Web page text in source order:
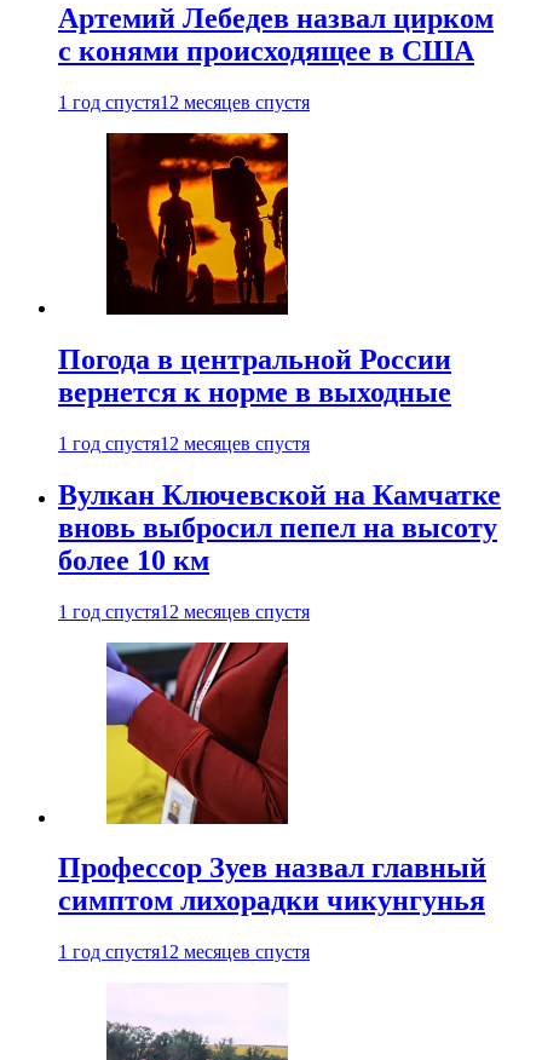
Артемий Лебедев назвал цирком
с конями происходящее в США
1 год спустя12 месяцев спустя
Погода в центральной России
вернется к норме в выходные
1 год спустя12 месяцев спустя
Вулкан Ключевской на Камчатке
вновь выбросил пепел на высоту
более 10 км
1 год спустя12 месяцев спустя
Профессор Зуев назвал главный
симптом лихорадки чикунгунья
1 год спустя12 месяцев спустя